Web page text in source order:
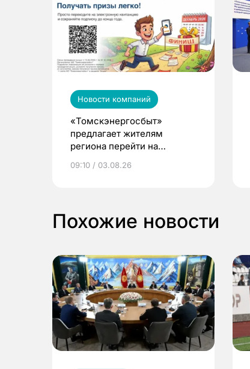
Новости компаний
«Томскэнергосбыт»
предлагает жителям
региона перейти на
выиграть призы
09:10 / 03.08.26
Похожие новости